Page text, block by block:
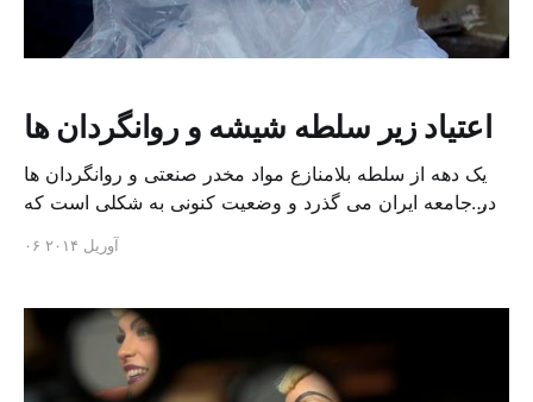
اعتیاد زیر سلطه شیشه و روانگردان ها
یک دهه از سلطه بلامنازع مواد مخدر صنعتی و روانگردان ها
در جامعه ایران می گذرد و وضعیت کنونی به شکلی است که
موادمخدر با عبارت: «در وضع نگران کننده قرار داریم» آنرا
دانشگاه […]
۰۶ آوریل ۲۰۱۴